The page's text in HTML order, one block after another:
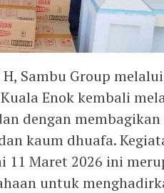
Sambu Group
Enok kembali
dengan
kaum dhuafa.
11 Maret 2026 ini
untuk